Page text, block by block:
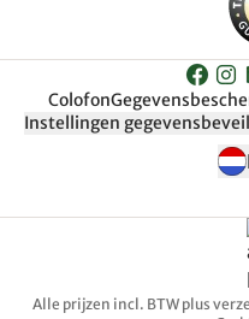
Colofon
Instellingen
Alle prijzen incl. BTW plus